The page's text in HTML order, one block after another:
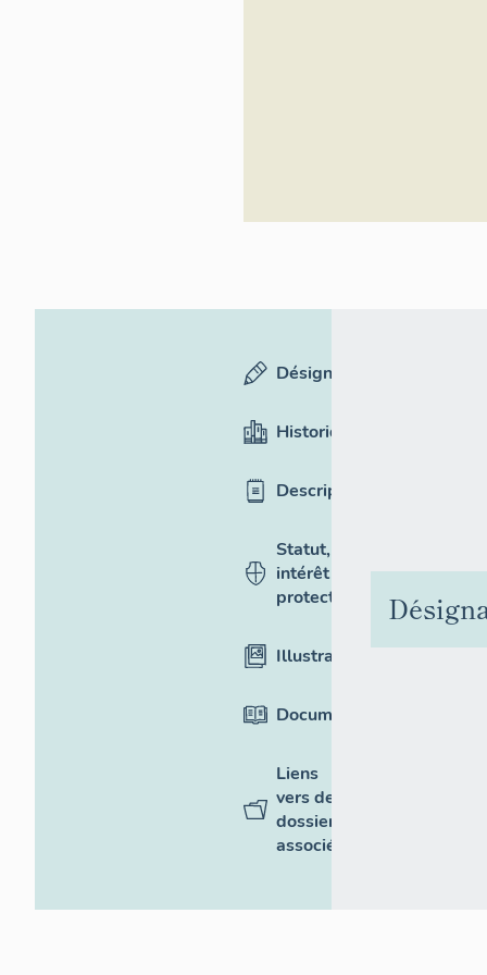
Désignation
Historique
Description
Statut,
intérêt et
protection
Illustrations
Documentation
Liens
vers des
dossiers
associés